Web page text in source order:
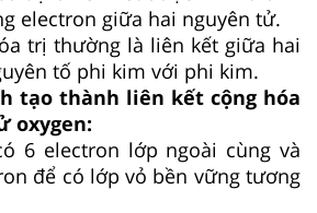
electron giữa hai nguyên tử.
trị thường là liên kết giữa hai
tố phi kim với phi kim.
tạo thành liên kết cộng hóa
oxygen:
6 electron lớp ngoài cùng và
để có lớp vỏ bền vững tương